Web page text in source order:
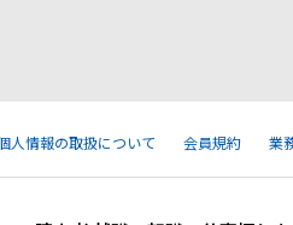
人情報の取扱について 会員規約 業